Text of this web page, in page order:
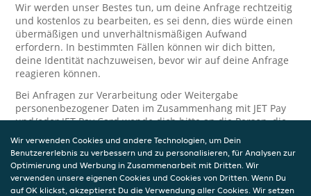
Wir werden unser Bestes tun, um deine Anfrage rechtzeitig
und kostenlos zu bearbeiten, es sei denn, dies würde einen
übermäßigen und unverhältnismäßigen Aufwand
erfordern. In bestimmten Fällen können wir dich bitten,
deine Identität nachzuweisen, bevor wir auf deine Anfrage
reagieren können.
Bei Anfragen zur Verarbeitung oder Weitergabe
personenbezogener Daten im Zusammenhang mit JET Pay
und/oder JET Pay Card wende dich bitte an die Person, die
dir das JET Pay-Guthaben gewährt (das kann dein
Arbeitgeber, Geschäftspartner usw. sein). Dies ist
erforderlich, da JET und die Person, die dir das Guthaben
gewährt, eine separate Verantwortung für die Verarbeitung
und den Schutz deiner personenbezogenen Daten haben.
Wir verwenden Cookies und andere Technologien, um Dein
Benutzererlebnis zu verbessern und zu personalisieren, für Analysen zur
Optimierung und Werbung in Zusammenarbeit mit Dritten. Wir
verwenden unsere eigenen Cookies und Cookies von Dritten. Wenn Du
auf OK klickst, akzeptierst Du die Verwendung aller Cookies. Wir setzen